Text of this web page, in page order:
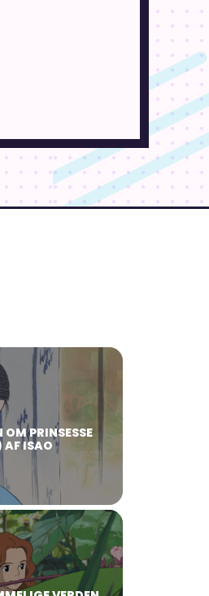
PRINSESSE
ISAO